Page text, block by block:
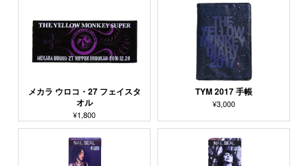
メカラ ウロコ・27 フェイスタ
オル
¥1,800
TYM 2017 手帳
¥3,000